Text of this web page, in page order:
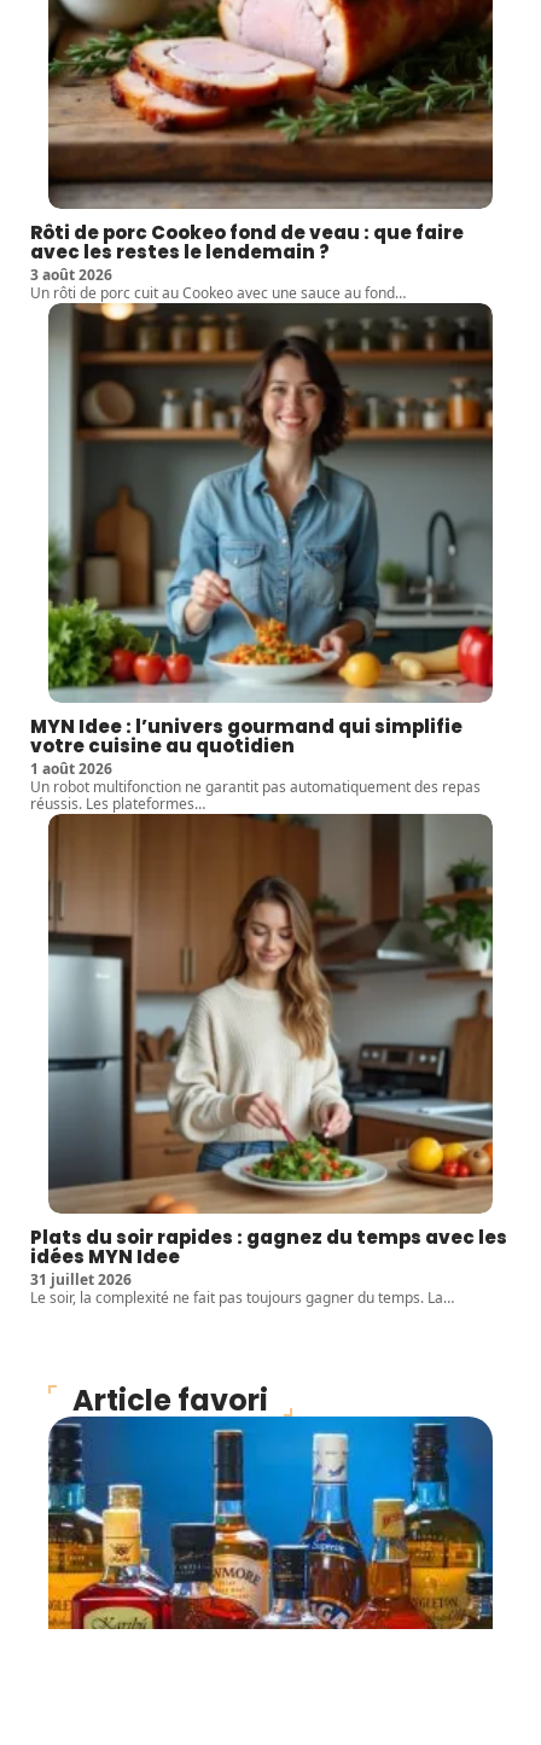
Rôti de porc Cookeo fond de veau : que faire
avec les restes le lendemain ?
3 août 2026
Un rôti de porc cuit au Cookeo avec une sauce au fond…
MYN Idee : l’univers gourmand qui simplifie
votre cuisine au quotidien
1 août 2026
Un robot multifonction ne garantit pas automatiquement des repas
réussis. Les plateformes…
Plats du soir rapides : gagnez du temps avec les
idées MYN Idee
31 juillet 2026
Le soir, la complexité ne fait pas toujours gagner du temps. La…
Article favori